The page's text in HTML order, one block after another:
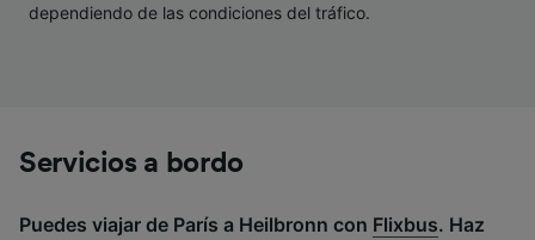
dependiendo de las condiciones del tráfico.
Servicios a bordo
Puedes viajar de París a Heilbronn con Flixbus. Haz